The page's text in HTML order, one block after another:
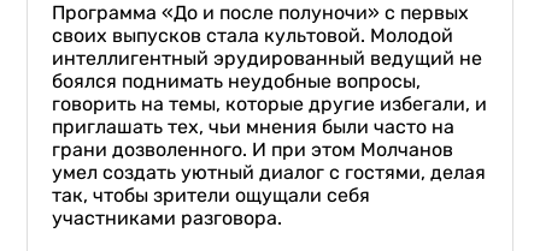
Программа «До и после полуночи» с первых
своих выпусков стала культовой. Молодой
интеллигентный эрудированный ведущий не
боялся поднимать неудобные вопросы,
говорить на темы, которые другие избегали, и
приглашать тех, чьи мнения были часто на
грани дозволенного. И при этом Молчанов
умел создать уютный диалог с гостями, делая
так, чтобы зрители ощущали себя
участниками разговора.